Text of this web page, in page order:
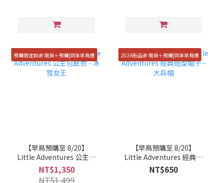
預購限定款🎁 現貨＋預購|同享早鳥價
【早鳥預購至 8/20】
Little Adventures 公主包
屁衣 - 冰雪女王
NT$1,350
NT$1,499
2026新品🎁 現貨＋預購|同享早鳥價
【早鳥預購至 8/20】
Little Adventures 經典造
型帽子 - 大兵帽
NT$650